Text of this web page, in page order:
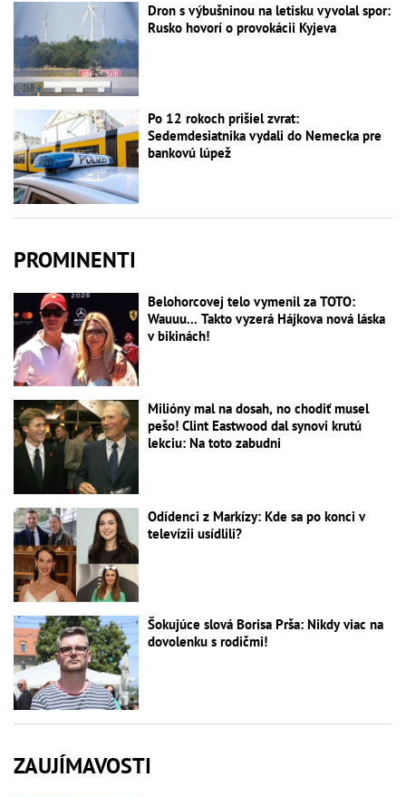
Dron s výbušninou na letisku vyvolal spor:
Rusko hovorí o provokácii Kyjeva
Po 12 rokoch prišiel zvrat:
Sedemdesiatnika vydali do Nemecka pre
bankovú lúpež
PROMINENTI
Belohorcovej telo vymenil za TOTO:
Wauuu... Takto vyzerá Hájkova nová láska
v bikinách!
Milióny mal na dosah, no chodiť musel
pešo! Clint Eastwood dal synovi krutú
lekciu: Na toto zabudni
Odídenci z Markízy: Kde sa po konci v
televízii usídlili?
Šokujúce slová Borisa Prša: Nikdy viac na
dovolenku s rodičmi!
ZAUJÍMAVOSTI